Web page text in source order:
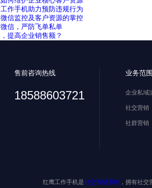
作手机助力预防违规行为
信监控及客户资源的掌控
信，严防飞单私单
提高企业销售额？
售前咨询热线
18588603721
业务范
企业私域
社交营销
社群营销
红鹰工作手机是社交营销系统 ，拥有社